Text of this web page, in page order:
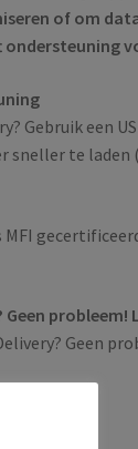
of om
Gebruik een
te laden
MFI
Geen